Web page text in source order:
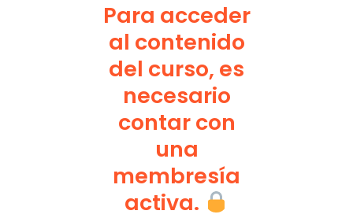
Para acceder
al contenido
del curso, es
necesario
contar con
una
membresía
activa.